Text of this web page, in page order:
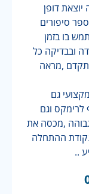
דופן
סיפורים
בו בזמן
ובבדיקה כל
,מראה
גם
וגם
,מכסה את
ההתחלה
..